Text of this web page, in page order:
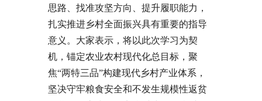
思路、找准攻坚方向、提升履职能力，
扎实推进乡村全面振兴具有重要的指导
意义。大家表示，将以此次学习为契
机，锚定农业农村现代化总目标，聚
焦“两特三品”构建现代乡村产业体系，
坚决守牢粮食安全和不发生规模性返贫